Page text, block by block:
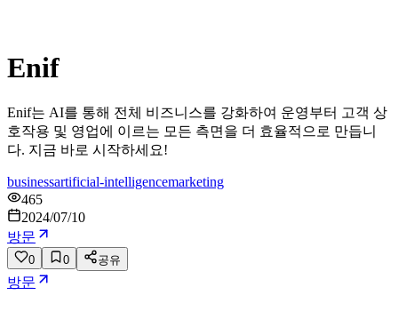
Enif
Enif는 AI를 통해 전체 비즈니스를 강화하여 운영부터 고객 상
호작용 및 영업에 이르는 모든 측면을 더 효율적으로 만듭니
다. 지금 바로 시작하세요!
businessartificial-intelligencemarketing
465
2024/07/10
방문
0 0 공유
방문